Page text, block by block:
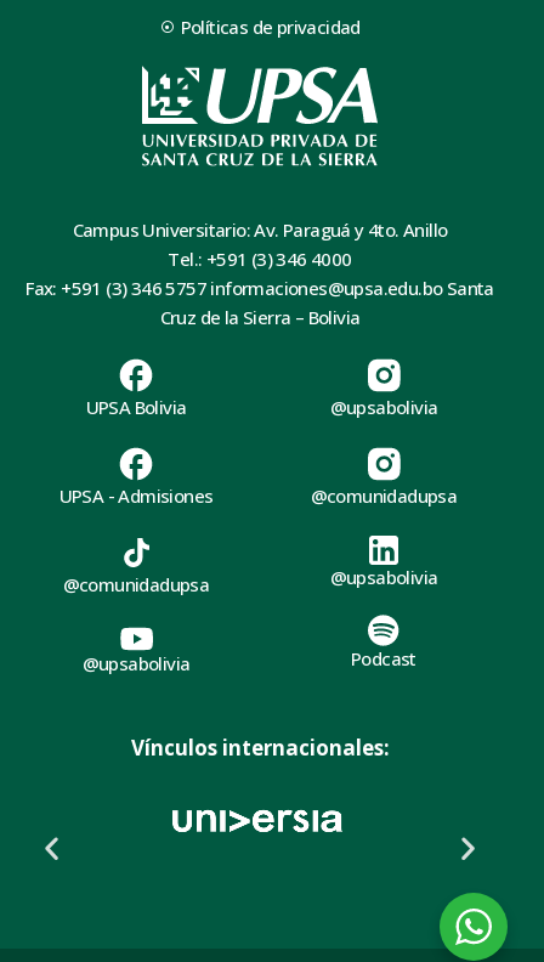
Políticas de privacidad
Campus Universitario: Av. Paraguá y 4to. Anillo
Tel.: +591 (3) 346 4000
Fax: +591 (3) 346 5757 informaciones@upsa.edu.bo Santa
Cruz de la Sierra – Bolivia
UPSA Bolivia
UPSA - Admisiones
@upsabolivia
@comunidadupsa
@comunidadupsa
@upsabolivia
@upsabolivia
Podcast
Vínculos internacionales: